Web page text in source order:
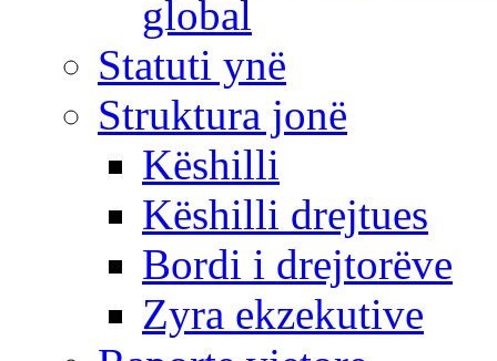
global
Statuti ynë
Struktura jonë
Këshilli
Këshilli drejtues
Bordi i drejtorëve
Zyra ekzekutive